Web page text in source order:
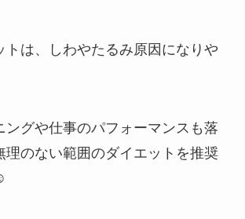
トは、しわやたるみ原因になりや
ングや仕事のパフォーマンスも落
理のない範囲のダイエットを推奨